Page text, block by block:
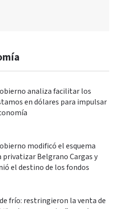
analiza facilitar los
en dólares para impulsar
modificó el esquema
privatizar Belgrano Cargas y
el destino de los fondos
frío: restringieron la venta de